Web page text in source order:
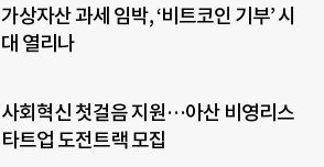
가상자산 과세 임박, ‘비트코인 기부’ 시
대 열리나
사회혁신 첫걸음 지원…아산 비영리스
타트업 도전트랙 모집